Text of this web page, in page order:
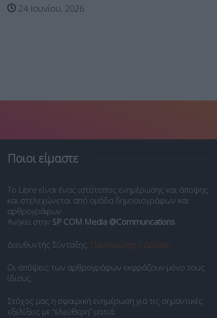
24 Ιουνίου, 2026
Ποιοι είμαστε
Το Libre είναι ένας ιστότοπος ενημέρωσης και άποψης
και στελεχώνεται από ομάδα δημοσιογράφων και
αρθρογράφων.
Ανήκει στην SP COM Media @Communcations.
Διευθυντής Σύνταξης: Παναγιώτης Ι. Δρίβας.
Οι απόψεις των αρθρογράφων εκφράζουν μόνο τους
ίδιους.
Στόχος μας η σφαιρική ενημέρωση για τις σημαντικές
εξελίξεις με “ελεύθερη” ματιά.